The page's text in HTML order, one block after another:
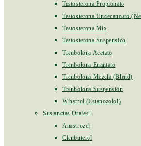
Testosterona Propionato
Testosterona Undecanoato
Testosterona Mix
Testosterona Suspensión
Trenbolona Acetato
Trenbolona Enantato
Trenbolona Mezcla (Blend)
Trenbolona Suspensión
Winstrol (Estanozolol)
Sustancias Orales
Anastrozol
Clenbuterol